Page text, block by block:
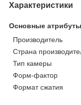
Характеристики
Основные атрибуты
Производитель
Страна
Тип камеры
Форм-фактор
Формат сжатия